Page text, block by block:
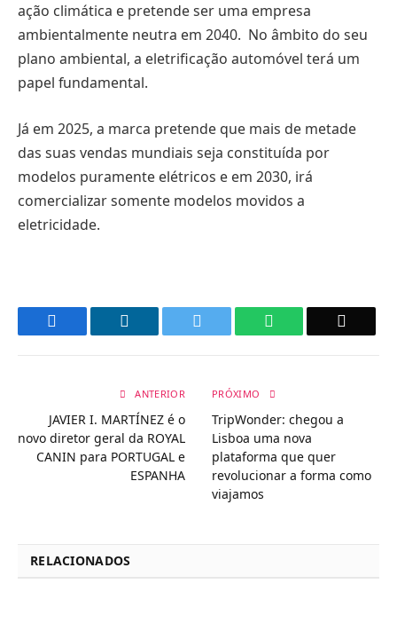
ação climática e pretende ser uma empresa
ambientalmente neutra em 2040. No âmbito do seu
plano ambiental, a eletrificação automóvel terá um
papel fundamental.
Já em 2025, a marca pretende que mais de metade
das suas vendas mundiais seja constituída por
modelos puramente elétricos e em 2030, irá
comercializar somente modelos movidos a
eletricidade.
WhatsApp
ANTERIOR
JAVIER I. MARTÍNEZ é o
novo diretor geral da ROYAL
CANIN para PORTUGAL e
ESPANHA
PRÓXIMO
TripWonder: chegou a
Lisboa uma nova
plataforma que quer
revolucionar a forma como
viajamos
RELACIONADOS